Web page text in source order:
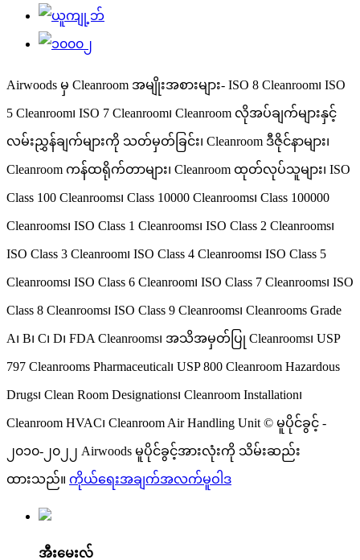
Airwoods မှ Cleanroom အမျိုးအစားများ- ISO 8 Cleanroom၊ ISO
5 Cleanroom၊ ISO 7 Cleanroom၊ Cleanroom လိုအပ်ချက်များနှင့်
လမ်းညွှန်ချက်များကို သတ်မှတ်ခြင်း၊ Cleanroom ဒီဇိုင်နာများ၊
Cleanroom ကန်ထရိုက်တာများ၊ Cleanroom ထုတ်လုပ်သူများ၊ ISO
Class 100 Cleanrooms၊ Class 10000 Cleanrooms၊ Class 100000
Cleanrooms၊ ISO Class 1 Cleanrooms၊ ISO Class 2 Cleanrooms၊
ISO Class 3 Cleanroom၊ ISO Class 4 Cleanrooms၊ ISO Class 5
Cleanrooms၊ ISO Class 6 Cleanroom၊ ISO Class 7 Cleanrooms၊ ISO
Class 8 Cleanrooms၊ ISO Class 9 Cleanrooms၊ Cleanrooms Grade
A၊ B၊ C၊ D၊ FDA Cleanrooms၊ အသိအမှတ်ပြု Cleanrooms၊ USP
797 Cleanrooms Pharmaceutical၊ USP 800 Cleanroom Hazardous
Drugs၊ Clean Room Designations၊ Cleanroom Installation၊
Cleanroom HVAC၊ Cleanroom Air Handling Unit © မူပိုင်ခွင့် -
၂၀၁၀-၂၀၂၂ Airwoods မူပိုင်ခွင့်အားလုံးကို သိမ်းဆည်း
ထားသည်။ ကိုယ်ရေးအချက်အလက်မူဝါဒ
အီးမေးလ်